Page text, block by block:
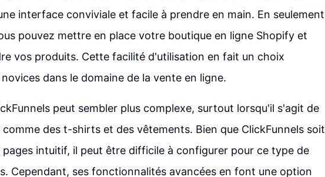
interface conviviale et facile à prendre en main. En seulement
pouvez mettre en place votre boutique en ligne Shopify et
vos produits. Cette facilité d'utilisation en fait un choix
dans le domaine de la vente en ligne.
peut sembler plus complexe, surtout lorsqu'il s'agit de
des t-shirts et des vêtements. Bien que ClickFunnels soit
intuitif, il peut être difficile à configurer pour ce type de
Cependant, ses fonctionnalités avancées en font une option